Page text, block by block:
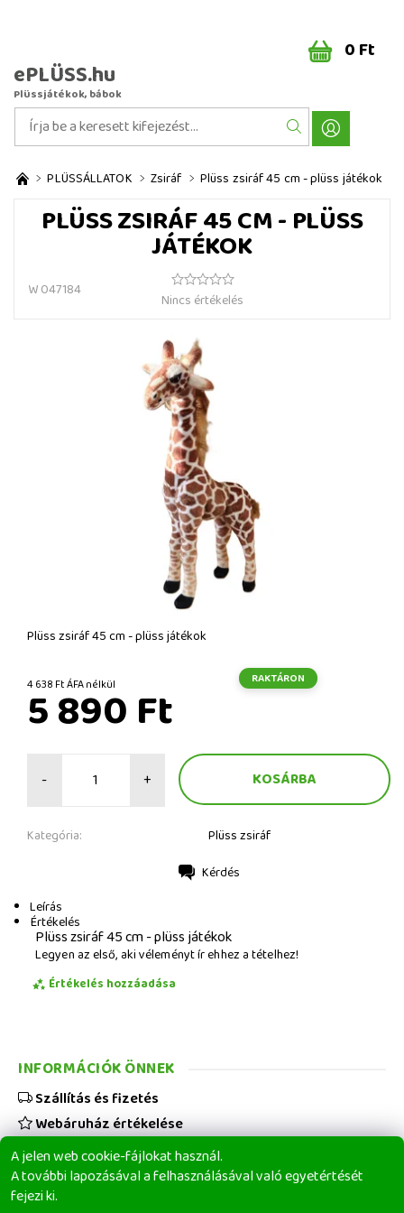
ePLÜSS.hu
Plüssjátékok, bábok
0 Ft
PLÜSSÁLLATOK Zsiráf Plüss zsiráf 45 cm - plüss játékok
PLÜSS ZSIRÁF 45 CM - PLÜSS
JÁTÉKOK
W 047184
Nincs értékelés
Plüss zsiráf 45 cm - plüss játékok
4 638 Ft ÁFA nélkül RAKTÁRON
5 890 Ft
- +
Kategória: Plüss zsiráf
Kérdés
Leírás
Értékelés
Plüss zsiráf 45 cm - plüss játékok
Legyen az első, aki véleményt ír ehhez a tételhez!
Értékelés hozzáadása
A jelen web cookie-fájlokat használ.
A további lapozásával a felhasználásával való egyetértését
fejezi ki.
INFORMÁCIÓK ÖNNEK
Szállítás és fizetés
Webáruház értékelése
Viszonteladóknak
Üzleti feltételek
Elérhetőségeink